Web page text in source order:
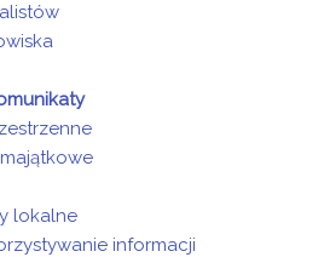
lokalne
informacji